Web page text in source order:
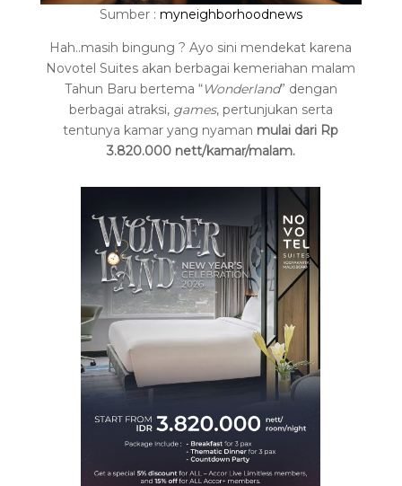
Sumber : myneighborhoodnews
Hah..masih bingung ? Ayo sini mendekat karena
Novotel Suites akan berbagai kemeriahan malam
Tahun Baru bertema “Wonderland” dengan
berbagai atraksi, games, pertunjukan serta
tentunya kamar yang nyaman mulai dari Rp
3.820.000 nett/kamar/malam.